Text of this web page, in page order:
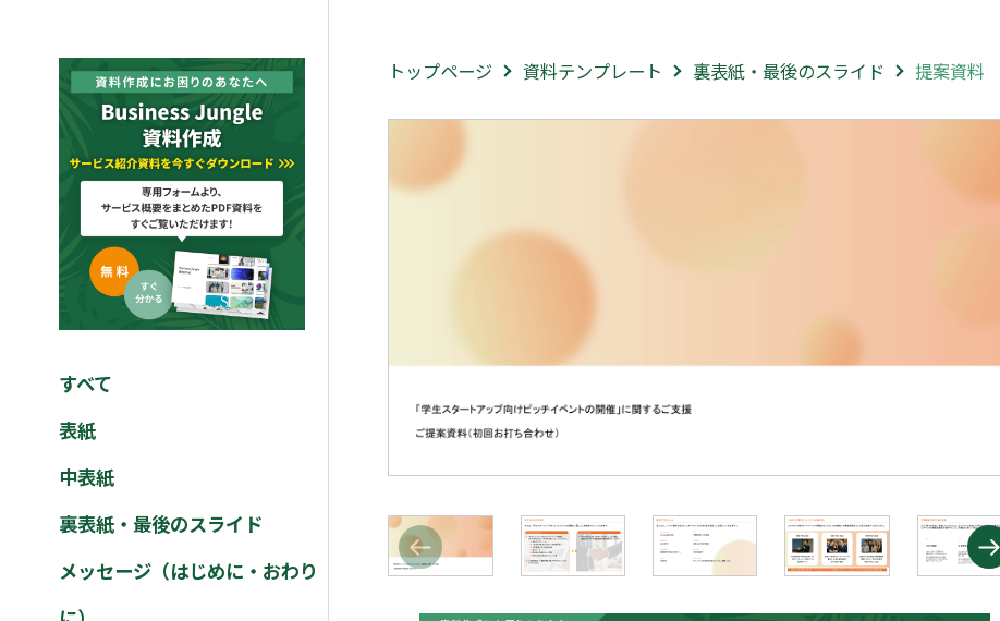
すべて
表紙
中表紙
裏表紙・最後のスライド
メッセージ（はじめに・おわり
トップページ 資料テンプレート 裏表紙・最後のスライド 提案資料